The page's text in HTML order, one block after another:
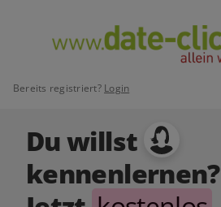
Bereits registriert? Login
Du willst
kennenlernen?